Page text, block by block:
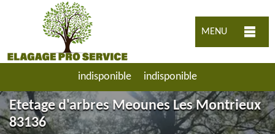
MENU
indisponible indisponible
Etetage d'arbres Meounes Les Montrieux
83136